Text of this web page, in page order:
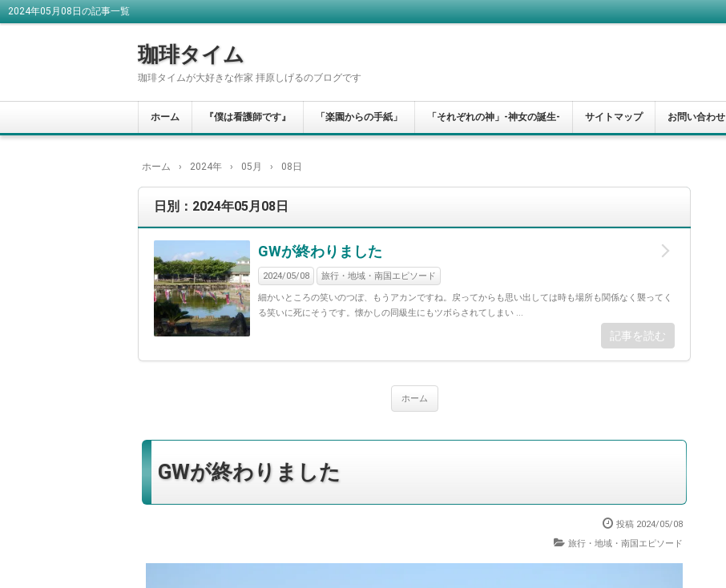
2024年05月08日の記事一覧
珈琲タイム
珈琲タイムが大好きな作家 拝原しげるのブログです
ホーム 『僕は看護師です』 「楽園からの手紙」 「それぞれの神」-神女の誕生- サイトマップ お問い合わせ
ホーム › 2024年 › 05月 › 08日
日別：2024年05月08日
GWが終わりました
2024/05/08 旅行・地域・南国エピソード
細かいところの笑いのつぼ、もうアカンですね。戻ってからも思い出しては時も場所も関係なく襲ってく
る笑いに死にそうです。懐かしの同級生にもツボらされてしまい ...
記事を読む
ホーム
GWが終わりました
投稿 2024/05/08
旅行・地域・南国エピソード